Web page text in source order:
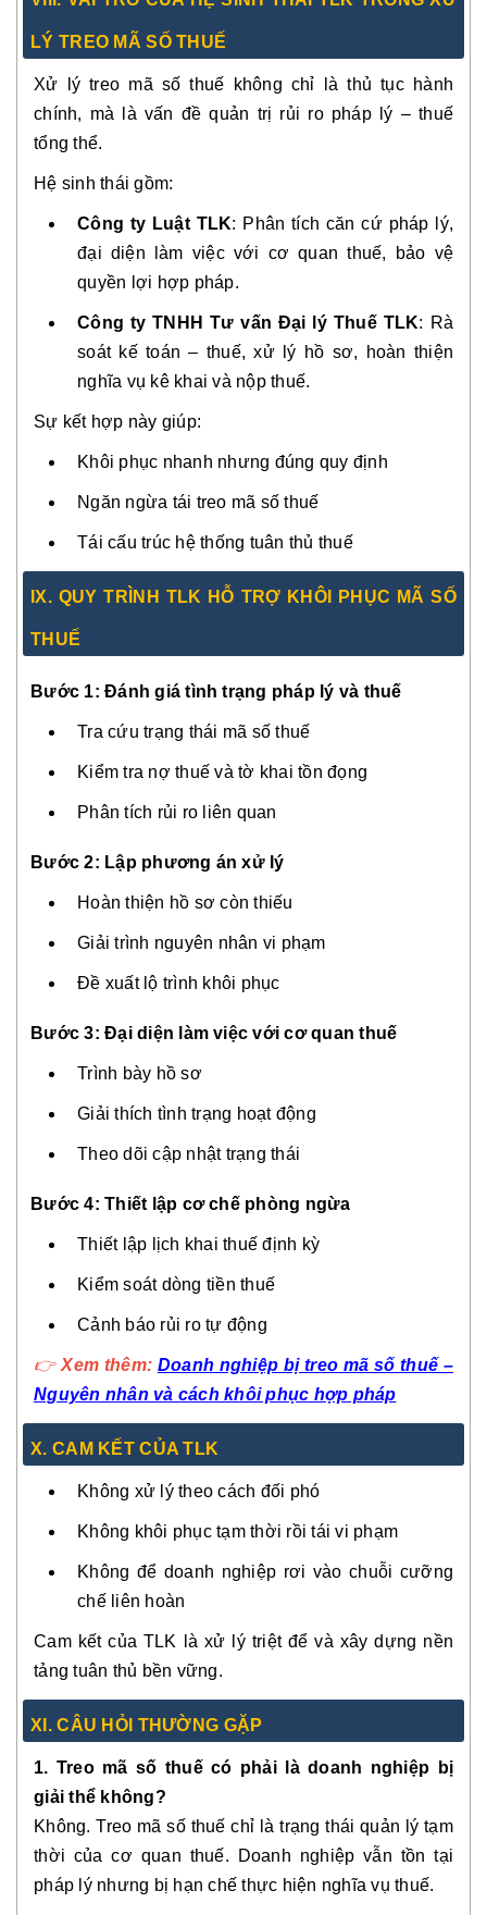
LÝ TREO MÃ SỐ THUẾ
Xử lý treo mã số thuế không chỉ là thủ tục hành
chính, mà là vấn đề quản trị rủi ro pháp lý – thuế
tổng thể.
Hệ sinh thái gồm:
Công ty Luật TLK: Phân tích căn cứ pháp lý,
đại diện làm việc với cơ quan thuế, bảo vệ
quyền lợi hợp pháp.
Công ty TNHH Tư vấn Đại lý Thuế TLK: Rà
soát kế toán – thuế, xử lý hồ sơ, hoàn thiện
nghĩa vụ kê khai và nộp thuế.
Sự kết hợp này giúp:
Khôi phục nhanh nhưng đúng quy định
Ngăn ngừa tái treo mã số thuế
Tái cấu trúc hệ thống tuân thủ thuế
IX. QUY TRÌNH TLK HỖ TRỢ KHÔI PHỤC MÃ SỐ
THUẾ
Bước 1: Đánh giá tình trạng pháp lý và thuế
Tra cứu trạng thái mã số thuế
Kiểm tra nợ thuế và tờ khai tồn đọng
Phân tích rủi ro liên quan
Bước 2: Lập phương án xử lý
Hoàn thiện hồ sơ còn thiếu
Giải trình nguyên nhân vi phạm
Đề xuất lộ trình khôi phục
Bước 3: Đại diện làm việc với cơ quan thuế
Trình bày hồ sơ
Giải thích tình trạng hoạt động
Theo dõi cập nhật trạng thái
Bước 4: Thiết lập cơ chế phòng ngừa
Thiết lập lịch khai thuế định kỳ
Kiểm soát dòng tiền thuế
Cảnh báo rủi ro tự động
👉Xem thêm: Doanh nghiệp bị treo mã số thuế –
Nguyên nhân và cách khôi phục hợp pháp
X. CAM KẾT CỦA TLK
Không xử lý theo cách đối phó
Không khôi phục tạm thời rồi tái vi phạm
Không để doanh nghiệp rơi vào chuỗi cưỡng
chế liên hoàn
Cam kết của TLK là xử lý triệt để và xây dựng nền
tảng tuân thủ bền vững.
XI. CÂU HỎI THƯỜNG GẶP
1. Treo mã số thuế có phải là doanh nghiệp bị
giải thể không?
Không. Treo mã số thuế chỉ là trạng thái quản lý tạm
thời của cơ quan thuế. Doanh nghiệp vẫn tồn tại
pháp lý nhưng bị hạn chế thực hiện nghĩa vụ thuế.